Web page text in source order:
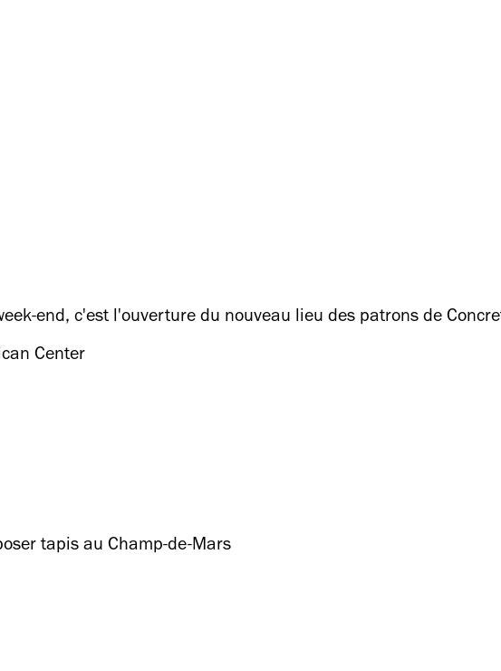
end, c'est l'ouverture du nouveau lieu des patrons de
Center
tapis au Champ-de-Mars